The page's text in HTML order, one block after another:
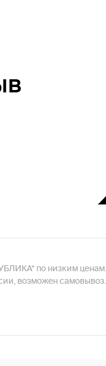
по низким
возможен самовывоз.